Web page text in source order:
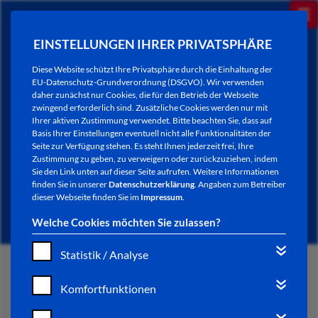
EINSTELLUNGEN IHRER PRIVATSPHÄRE
Diese Website schützt Ihre Privatsphäre durch die Einhaltung der
EU-Datenschutz-Grundverordnung (DSGVO). Wir verwenden
daher zunächst nur Cookies, die für den Betrieb der Webseite
zwingend erforderlich sind. Zusätzliche Cookies werden nur mit
Ihrer aktiven Zustimmung verwendet. Bitte beachten Sie, dass auf
Basis Ihrer Einstellungen eventuell nicht alle Funktionalitäten der
Seite zur Verfügung stehen. Es steht Ihnen jederzeit frei, Ihre
Zustimmung zu geben, zu verweigern oder zurückzuziehen, indem
Sie den Link unten auf dieser Seite aufrufen. Weitere Informationen
finden Sie in unsererDatenschutzerklärung. Angaben zum Betreiber
dieser Webseite finden Sie im Impressum.
Welche Cookies möchten Sie zulassen?
Statistik / Analyse
Komfortfunktionen
NEWSLETTER / CITY LETTER
START